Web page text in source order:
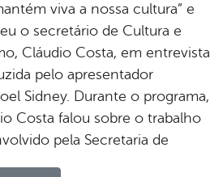
viva a nossa cultura” e
o secretário de Cultura e
Cláudio Costa, em entrevista
pelo apresentador
Sidney. Durante o programa,
Costa falou sobre o trabalho
pela Secretaria de